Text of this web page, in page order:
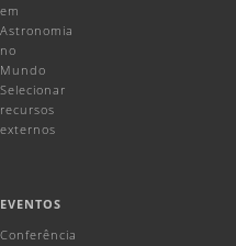
em
Astronomia
no
Mundo
Selecionar
recursos
externos
EVENTOS
Conferência